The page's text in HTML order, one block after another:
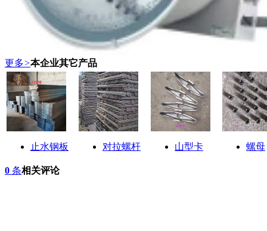
更多>本企业其它产品
止水钢板 对拉螺杆 山型卡 螺母
0 条相关评论